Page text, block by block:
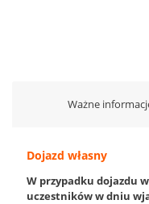
Ważne
Dojazd własny
W przypadku dojazdu
uczestników w dniu